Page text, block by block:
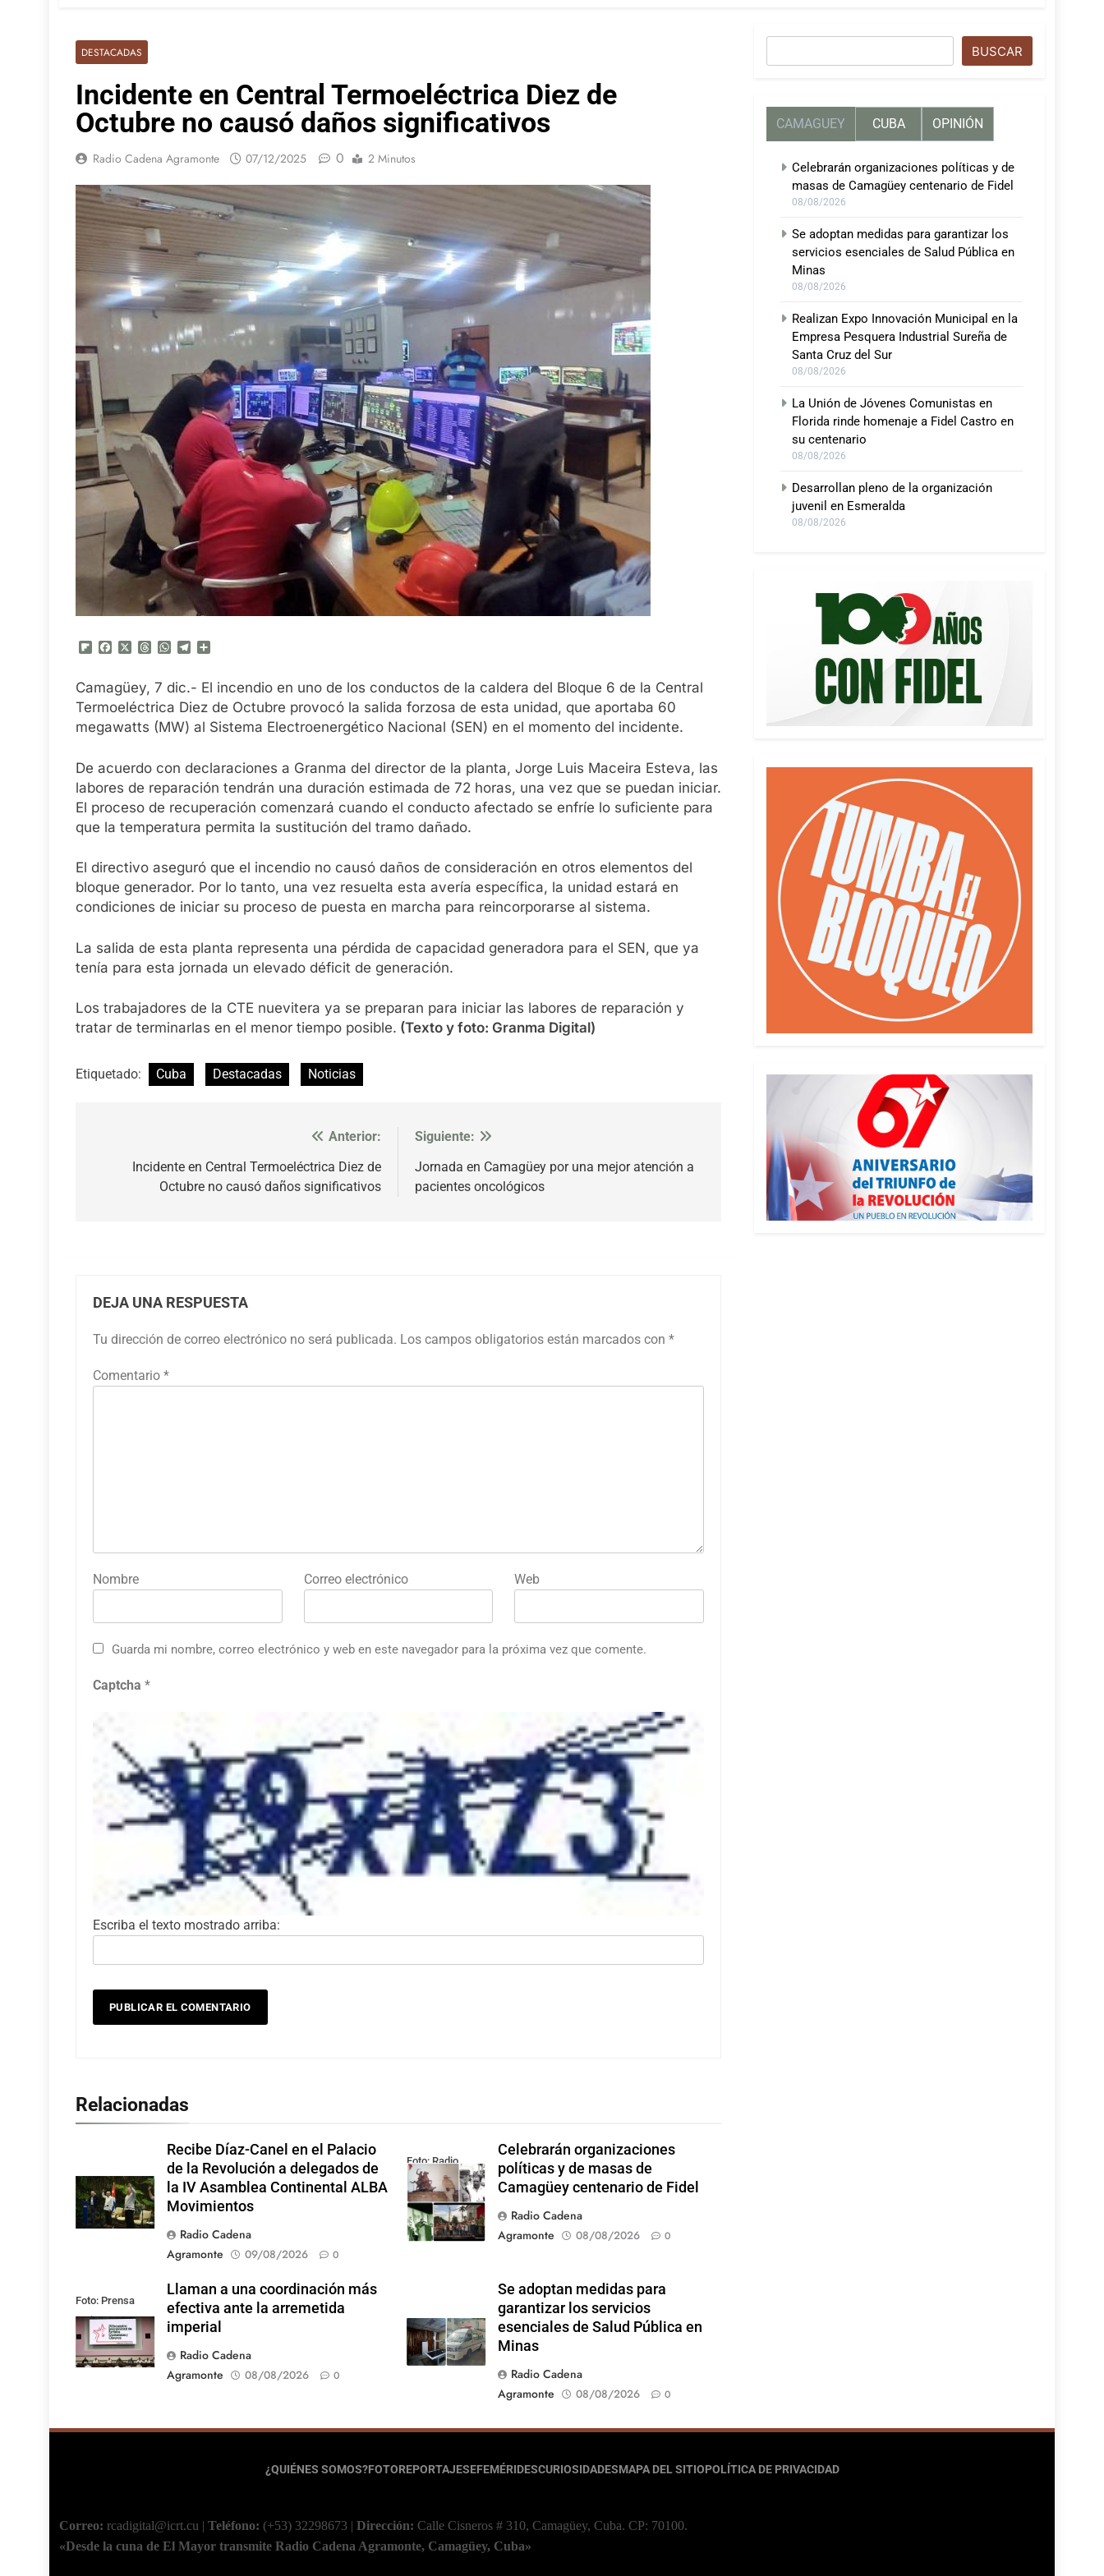
DESTACADAS
Incidente en Central Termoeléctrica Diez de
Octubre no causó daños significativos
Radio Cadena Agramonte 07/12/2025 0 2 Minutos
Flipboard
FacebookThreadsWhatsApp
Telegram
Camagüey, 7 dic.- El incendio en uno de los conductos de la caldera del Bloque 6 de la Central
Termoeléctrica Diez de Octubre provocó la salida forzosa de esta unidad, que aportaba 60
megawatts (MW) al Sistema Electroenergético Nacional (SEN) en el momento del incidente.
De acuerdo con declaraciones a Granma del director de la planta, Jorge Luis Maceira Esteva, las
labores de reparación tendrán una duración estimada de 72 horas, una vez que se puedan iniciar.
El proceso de recuperación comenzará cuando el conducto afectado se enfríe lo suficiente para
que la temperatura permita la sustitución del tramo dañado.
El directivo aseguró que el incendio no causó daños de consideración en otros elementos del
bloque generador. Por lo tanto, una vez resuelta esta avería específica, la unidad estará en
condiciones de iniciar su proceso de puesta en marcha para reincorporarse al sistema.
La salida de esta planta representa una pérdida de capacidad generadora para el SEN, que ya
tenía para esta jornada un elevado déficit de generación.
Los trabajadores de la CTE nuevitera ya se preparan para iniciar las labores de reparación y
tratar de terminarlas en el menor tiempo posible. (Texto y foto: Granma Digital)
Etiquetado: Cuba Destacadas Noticias
Anterior:
Incidente en Central Termoeléctrica Diez de
Octubre no causó daños significativos
Siguiente:
Jornada en Camagüey por una mejor atención a
pacientes oncológicos
DEJA UNA RESPUESTA
Tu dirección de correo electrónico no será publicada. Los campos obligatorios están marcados con *
Comentario *
Nombre Correo electrónico Web
Guarda mi nombre, correo electrónico y web en este navegador para la próxima vez que comente.
Captcha *
Escriba el texto mostrado arriba:
Relacionadas
Recibe Díaz-Canel en el Palacio
de la Revolución a delegados de
la IV Asamblea Continental ALBA
Movimientos
Radio Cadena
Agramonte
09/08/2026 0
Foto: Radio
Rebelde
Celebrarán organizaciones
políticas y de masas de
Camagüey centenario de Fidel
Radio Cadena
Agramonte
08/08/2026 0
Foto: Prensa
Latina
Llaman a una coordinación más
efectiva ante la arremetida
imperial
Radio Cadena
Agramonte
08/08/2026 0
Se adoptan medidas para
garantizar los servicios
esenciales de Salud Pública en
Minas
Radio Cadena
Agramonte
08/08/2026 0
BUSCAR
CAMAGUEY CUBA OPINIÓN
Celebrarán organizaciones políticas y de
masas de Camagüey centenario de Fidel
08/08/2026
Se adoptan medidas para garantizar los
servicios esenciales de Salud Pública en
Minas
08/08/2026
Realizan Expo Innovación Municipal en la
Empresa Pesquera Industrial Sureña de
Santa Cruz del Sur
08/08/2026
La Unión de Jóvenes Comunistas en
Florida rinde homenaje a Fidel Castro en
su centenario
08/08/2026
Desarrollan pleno de la organización
juvenil en Esmeralda
08/08/2026
¿QUIÉNES SOMOS?FOTOREPORTAJESEFEMÉRIDESCURIOSIDADESMAPA DEL SITIOPOLÍTICA DE PRIVACIDAD
Correo: rcadigital@icrt.cu | Teléfono: (+53) 32298673 | Dirección: Calle Cisneros # 310, Camagüey, Cuba. CP: 70100.
«Desde la cuna de El Mayor transmite Radio Cadena Agramonte, Camagüey, Cuba»